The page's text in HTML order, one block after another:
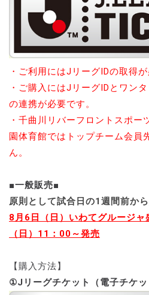
・ご利用にはJリーグIDの取得が
・ご購入にはJリーグIDとワン
の連携が必要です。
・千曲川リバーフロントスポー
園体育館ではトップチーム会員
ん。
■一般販売■
原則として試合日の1週間前か
8月6日（日）いわてグルー
（日）11：00～発売
【購入方法】
①Jリーグチケット（電子チケッ